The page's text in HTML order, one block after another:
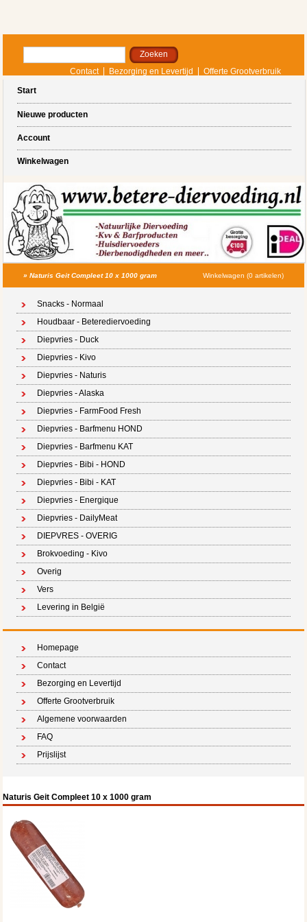
Contact Bezorging en Levertijd
Offerte Grootverbruik
Start
Nieuwe producten
Account
Winkelwagen
»Naturis Geit Compleet 10 x 1000 gram Winkelwagen (0 artikelen)
Snacks - Normaal
Houdbaar - Beterediervoeding
Diepvries - Duck
Diepvries - Kivo
Diepvries - Naturis
Diepvries - Alaska
Diepvries - FarmFood Fresh
Diepvries - Barfmenu HOND
Diepvries - Barfmenu KAT
Diepvries - Bibi - HOND
Diepvries - Bibi - KAT
Diepvries - Energique
Diepvries - DailyMeat
DIEPVRES - OVERIG
Brokvoeding - Kivo
Overig
Vers
Levering in België
Homepage
Contact
Bezorging en Levertijd
Offerte Grootverbruik
Algemene voorwaarden
FAQ
Prijslijst
Naturis Geit Compleet 10 x 1000 gram